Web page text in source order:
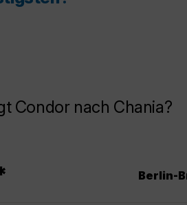
Condor nach Chania?
Berlin-